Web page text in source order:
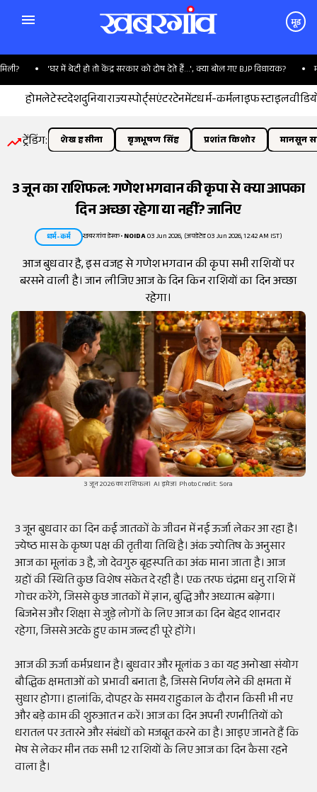
मूड
'घर में बेटी हो तो केंद्र सरकार को दोष देते हैं...', क्या बोल गए BJP विधायक?
होमलेटेस्टदेशदुनियाराज्यस्पोर्ट्सएंटरटेनमेंटधर्म-कर्मलाइफस्टाइल
ट्रेंडिंग: शेख हसीना बृजभूषण सिंह प्रशांत किशोर मानसून
3 जून का राशिफल: गणेश भगवान की कृपा से क्या आपका
दिन अच्छा रहेगा या नहीं? जानिए
धर्म-कर्म खबरगांव डेस्क•NOIDA03 Jun 2026, (अपडेटेड 03 Jun 2026, 12:42 AM IST)
आज बुधवार है, इस वजह से गणेश भगवान की कृपा सभी राशियों पर
बरसने वाली है। जान लीजिए आज के दिन किन राशियों का दिन अच्छा
रहेगा।
3 जून 2026 का राशिफल। AI इमेज। Photo Credit: Sora
3 जून बुधवार का दिन कई जातकों के जीवन में नई ऊर्जा लेकर आ रहा है।
ज्येष्ठ मास के कृष्ण पक्ष की तृतीया तिथि है। अंक ज्योतिष के अनुसार
आज का मूलांक 3 है, जो देवगुरु बृहस्पति का अंक माना जाता है। आज
ग्रहों की स्थिति कुछ विशेष संकेत दे रही है। एक तरफ चंद्रमा धनु राशि में
गोचर करेंगे, जिससे कुछ जातकों में ज्ञान, बुद्धि और अध्यात्म बढ़ेगा।
बिजनेस और शिक्षा से जुड़े लोगों के लिए आज का दिन बेहद शानदार
रहेगा, जिससे अटके हुए काम जल्द ही पूरे होंगे।
आज की ऊर्जा कर्मप्रधान है। बुधवार और मूलांक 3 का यह अनोखा संयोग
बौद्धिक क्षमताओं को प्रभावी बनाता है, जिससे निर्णय लेने की क्षमता में
सुधार होगा। हालांकि, दोपहर के समय राहुकाल के दौरान किसी भी नए
और बड़े काम की शुरुआत न करें। आज का दिन अपनी रणनीतियों को
धरातल पर उतारने और संबंधों को मजबूत करने का है। आइए जानते हैं कि
मेष से लेकर मीन तक सभी 12 राशियों के लिए आज का दिन कैसा रहने
वाला है।